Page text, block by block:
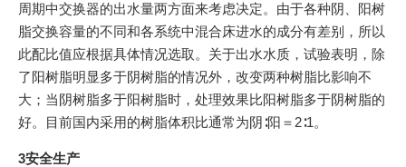
周期中交换器的出水量两方面来考虑决定。由于各种阴、阳树
脂交换容量的不同和各系统中混合床进水的成分有差别，所以
此配比值应根据具体情况选取。关于出水水质，试验表明，除
了阳树脂明显多于阴树脂的情况外，改变两种树脂比影响不
大；当阴树脂多于阳树脂时，处理效果比阳树脂多于阴树脂的
好。目前国内采用的树脂体积比通常为阴∶阳＝2∶1。
3安全生产